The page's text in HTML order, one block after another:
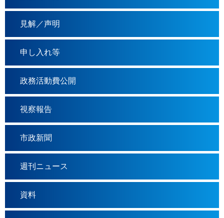
見解／声明
申し入れ等
政務活動費公開
視察報告
市政新聞
週刊ニュース
資料